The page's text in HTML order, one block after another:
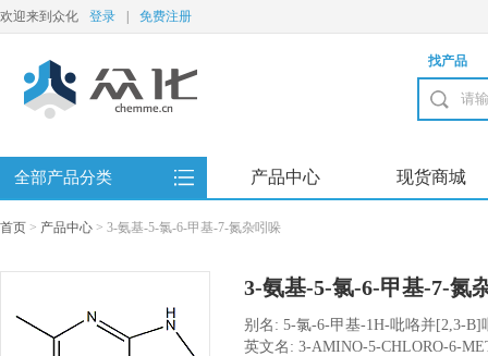
欢迎来到众化 登录 免费注册
找产品
全部产品分类 产品中心 现货商城
首页 > 产品中心 > 3-氨基-5-氯-6-甲基-7-氮杂吲哚
3-氨基-5-氯-6-甲基-7-氮
别名: 5-氯-6-甲基-1H-吡咯并[2,3-B]
英文名: 3-AMINO-5-CHLORO-6-